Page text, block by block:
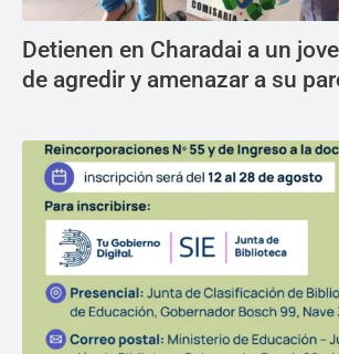
Detienen en Charadai a un
de agredir y amenazar a su